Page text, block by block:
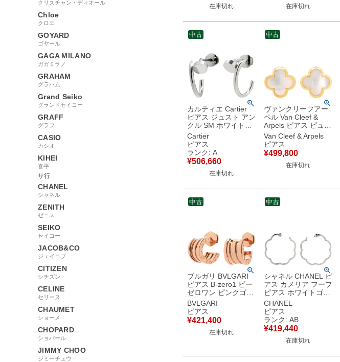
クリスチャン・ディオール
Chloe
クロエ
GOYARD
ゴヤール
GAGA MILANO
ガガミラノ
GRAHAM
グラハム
Grand Seiko
グランドセイコー
GRAFF
グラフ
CASIO
カシオ
KIHEI
喜平
サ行
CHANEL
シャネル
ZENITH
ゼニス
SEIKO
セイコー
JACOB&CO
ジェイコブ
CITIZEN
シチズン
CELINE
セリーヌ
CHAUMET
ショーメ
CHOPARD
ショパール
JIMMY CHOO
ジミーチュウ
VCARD40400 【中
在庫切れ 在庫切れ
カルティエ Cartier
ピアス ジュスト アン
クル SM ホワイトゴ
ールド AU750 18K
WG フープ
B8301236 【箱】
【中古】中古美品
Cartier
ピアス
ランク: A
¥506,660
在庫切れ
中古
ヴァンクリーフアー
ペル Van Cleef &
Arpels ピアス ピュア
アルハンブラ パール
ホワイト×イエローゴ
ールド Au750 18K
18金 白 シェル
VCARA38800 【保証
Van Cleef & Arpels
ピアス
¥499,800
在庫切れ
中古
ブルガリ BVLGARI
ピアス B-zero1 ビー
ゼロワン ピンクゴー
ルド 750 18K 750
PG 【中古】
BVLGARI
ピアス
¥421,400
在庫切れ
中古
シャネル CHANEL ピ
アス カメリア フープ
ピアス ホワイトゴー
ルド CHANEL Au750
WG オープンワーク
フラワー ラージ 【中
古】中古品
CHANEL
ピアス
ランク: AB
¥419,440
在庫切れ
中古